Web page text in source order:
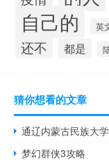
自己的 英
还不 都是
猜你想看的文章
通辽内蒙古民族大
梦幻群侠3攻略